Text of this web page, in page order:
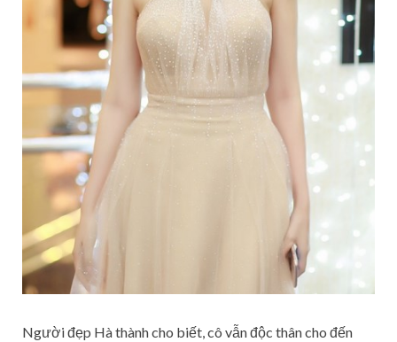
Người đẹp Hà thành cho biết, cô vẫn độc thân cho đến